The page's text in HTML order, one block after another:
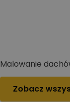
Malowanie
Zobacz